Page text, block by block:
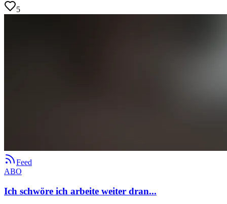
5
Feed
ABO
Ich schwöre ich arbeite weiter dran...